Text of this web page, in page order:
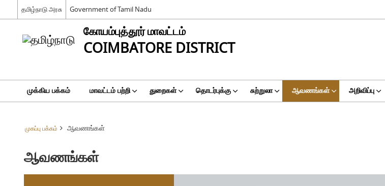
தமிழ்நாடு அரசு Government of Tamil Nadu
கோயம்புத்தூர் மாவட்டம்
COIMBATORE DISTRICT
முக்கிய பக்கம் மாவட்டம் பற்றி துறைகள் தொடர்புக்கு சுற்றுலா ஆவணங்கள் அறிவிப்பு
முகப்பு பக்கம் ஆவணங்கள்
ஆவணங்கள்